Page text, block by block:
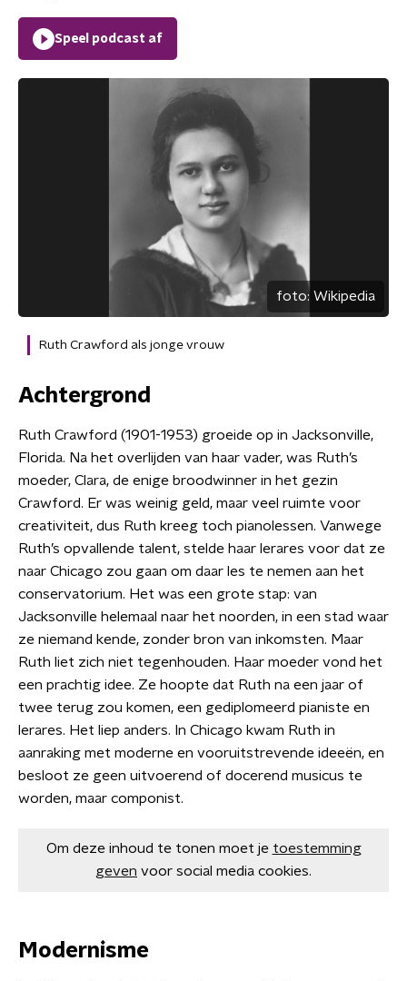
Speel podcast af
foto: Wikipedia
Ruth Crawford als jonge vrouw
Achtergrond
Ruth Crawford (1901-1953) groeide op in Jacksonville,
Florida. Na het overlijden van haar vader, was Ruth’s
moeder, Clara, de enige broodwinner in het gezin
Crawford. Er was weinig geld, maar veel ruimte voor
creativiteit, dus Ruth kreeg toch pianolessen. Vanwege
Ruth’s opvallende talent, stelde haar lerares voor dat ze
naar Chicago zou gaan om daar les te nemen aan het
conservatorium. Het was een grote stap: van
Jacksonville helemaal naar het noorden, in een stad waar
ze niemand kende, zonder bron van inkomsten. Maar
Ruth liet zich niet tegenhouden. Haar moeder vond het
een prachtig idee. Ze hoopte dat Ruth na een jaar of
twee terug zou komen, een gediplomeerd pianiste en
lerares. Het liep anders. In Chicago kwam Ruth in
aanraking met moderne en vooruitstrevende ideeën, en
besloot ze geen uitvoerend of docerend musicus te
worden, maar componist.
Om deze inhoud te tonen moet je toestemming
geven voor social media cookies.
Modernisme